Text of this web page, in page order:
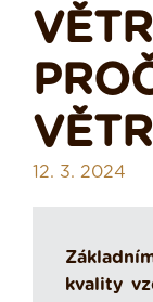
12. 3. 2024
kvality